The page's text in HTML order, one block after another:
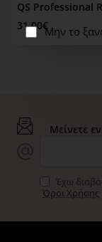
Μην το
QS Professional
31,00€
Μείνετε
Έχω
Όροι Χρήσης